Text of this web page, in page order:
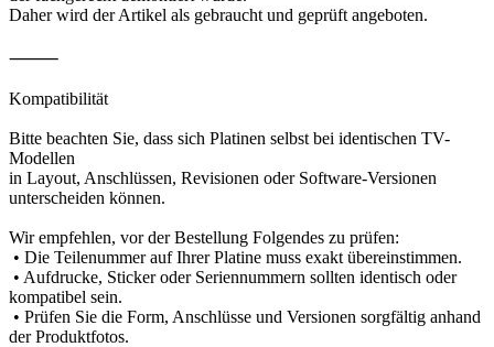
Daher wird der Artikel als gebraucht und geprüft angeboten.
⸻
Kompatibilität
Bitte beachten Sie, dass sich Platinen selbst bei identischen TV-
Modellen
in Layout, Anschlüssen, Revisionen oder Software-Versionen
unterscheiden können.
Wir empfehlen, vor der Bestellung Folgendes zu prüfen:
• Die Teilenummer auf Ihrer Platine muss exakt übereinstimmen.
• Aufdrucke, Sticker oder Seriennummern sollten identisch oder
kompatibel sein.
• Prüfen Sie die Form, Anschlüsse und Versionen sorgfältig anhand
der Produktfotos.